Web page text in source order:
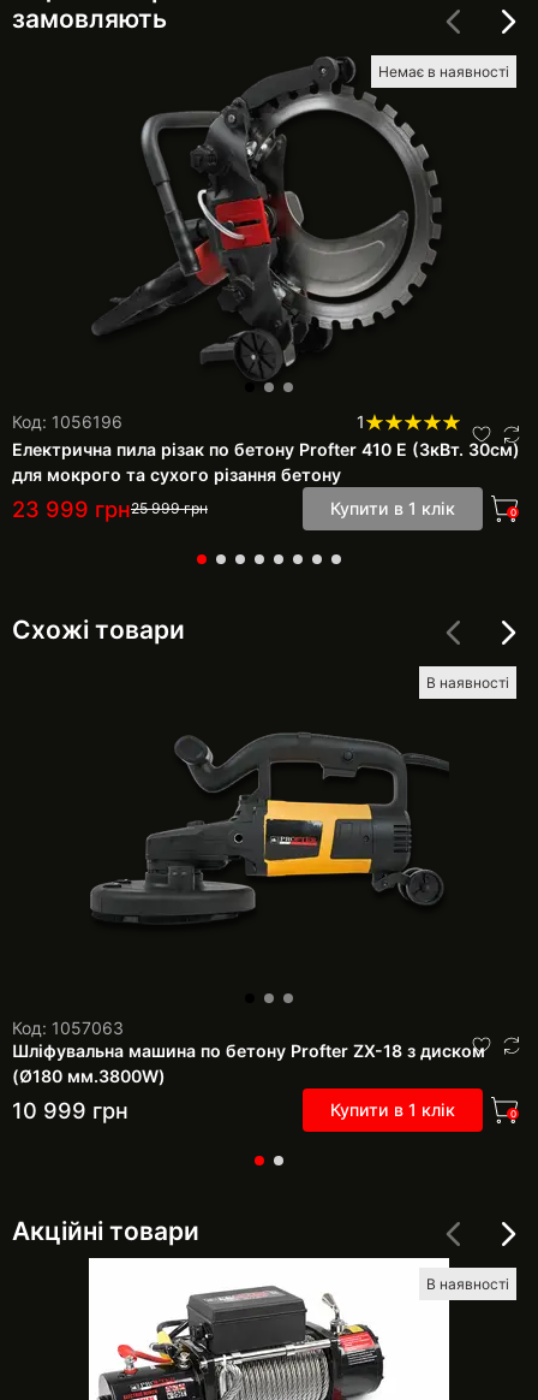
замовляють
Немає в наявності
Код: 1056196
1
Електрична пила різак по бетону Profter 410 E (3кВт. 30см)
для мокрого та сухого різання бетону
23 999 грн25 999грн Купити в 1 клік 0
Схожі товари
В наявності
Код: 1057063
Шліфувальна машина по бетону Profter ZX-18 з диском
(Ø180 мм.3800W)
10 999 грн Купити в 1 клік 0
Акційні товари
В наявності